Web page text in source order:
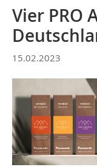
Vier PRO
15.02.2023